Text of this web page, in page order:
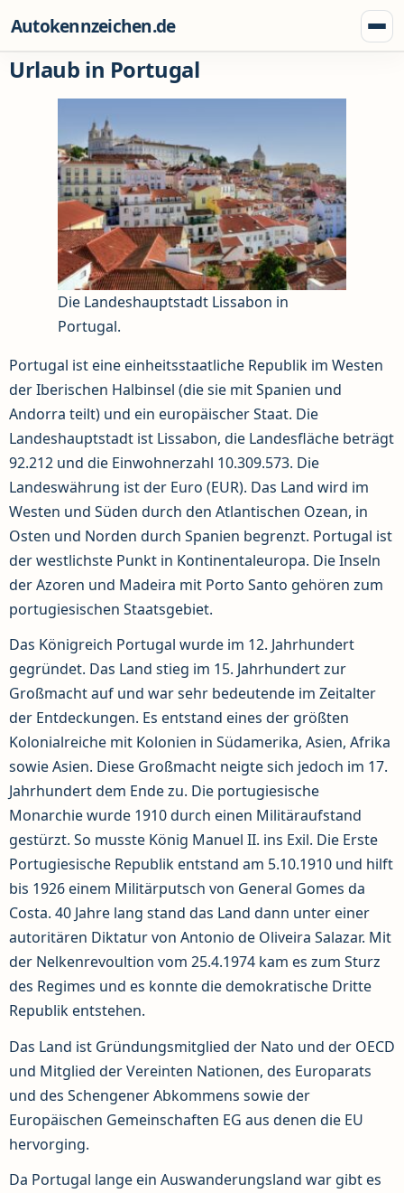
Autokennzeichen.de
Urlaub in Portugal
Die Landeshauptstadt Lissabon in
Portugal.
Portugal ist eine einheitsstaatliche Republik im Westen
der Iberischen Halbinsel (die sie mit Spanien und
Andorra teilt) und ein europäischer Staat. Die
Landeshauptstadt ist Lissabon, die Landesfläche beträgt
92.212 und die Einwohnerzahl 10.309.573. Die
Landeswährung ist der Euro (EUR). Das Land wird im
Westen und Süden durch den Atlantischen Ozean, in
Osten und Norden durch Spanien begrenzt. Portugal ist
der westlichste Punkt in Kontinentaleuropa. Die Inseln
der Azoren und Madeira mit Porto Santo gehören zum
portugiesischen Staatsgebiet.
Das Königreich Portugal wurde im 12. Jahrhundert
gegründet. Das Land stieg im 15. Jahrhundert zur
Großmacht auf und war sehr bedeutende im Zeitalter
der Entdeckungen. Es entstand eines der größten
Kolonialreiche mit Kolonien in Südamerika, Asien, Afrika
sowie Asien. Diese Großmacht neigte sich jedoch im 17.
Jahrhundert dem Ende zu. Die portugiesische
Monarchie wurde 1910 durch einen Militäraufstand
gestürzt. So musste König Manuel II. ins Exil. Die Erste
Portugiesische Republik entstand am 5.10.1910 und hilft
bis 1926 einem Militärputsch von General Gomes da
Costa. 40 Jahre lang stand das Land dann unter einer
autoritären Diktatur von Antonio de Oliveira Salazar. Mit
der Nelkenrevoultion vom 25.4.1974 kam es zum Sturz
des Regimes und es konnte die demokratische Dritte
Republik entstehen.
Das Land ist Gründungsmitglied der Nato und der OECD
und Mitglied der Vereinten Nationen, des Europarats
und des Schengener Abkommens sowie der
Europäischen Gemeinschaften EG aus denen die EU
hervorging.
Da Portugal lange ein Auswanderungsland war gibt es